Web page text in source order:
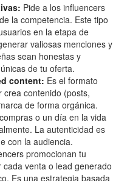
Pide a los influencers
la competencia. Este tipo
en la etapa de
valiosas menciones y
sean honestas y
de tu oferta.
content: Es el formato
crea contenido (posts,
de forma orgánica.
o un día en la vida
La autenticidad es
con la audiencia.
promocionan tu
venta o lead generado
Es una estrategia basada